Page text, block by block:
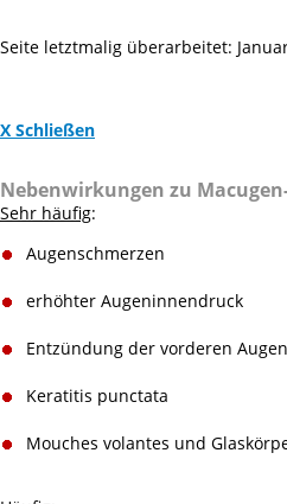
Seite letztmalig überarbeitet:
X Schließen
Nebenwirkungen zu
Sehr häufig:
Augenschmerzen
erhöhter Augeninnendruck
Entzündung der vorderen
Keratitis punctata
Mouches volantes und